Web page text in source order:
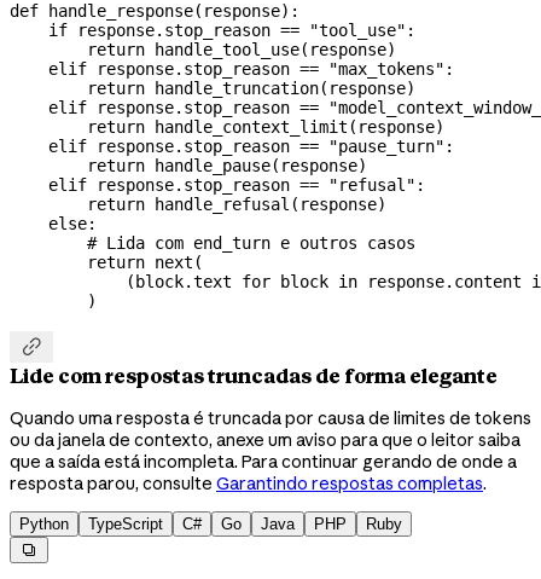
def handle_response( response):
    if
response.stop_reason == "tool_use" :
        return
handle_tool_use(response)
    elif
response.stop_reason == "max_tokens" :
        return
handle_truncation(response)
    elif
response.stop_reason ==
        return
handle_context_limit(response)
    elif
response.stop_reason == "pause_turn" :
        return
handle_pause(response)
    elif
response.stop_reason == "refusal" :
        return
handle_refusal(response)
    else
:
        # Lida com end_turn e outros casos
        return
next (
            (block.text
for block in response.content
        )

Lide com respostas truncadas de forma elegante
Quando uma resposta é truncada por causa de limites de tokens
ou da janela de contexto, anexe um aviso para que o leitor saiba
que a saída está incompleta. Para continuar gerando de onde a
resposta parou, consulte Garantindo respostas completas.
Python TypeScript C# Go Java PHP Ruby
